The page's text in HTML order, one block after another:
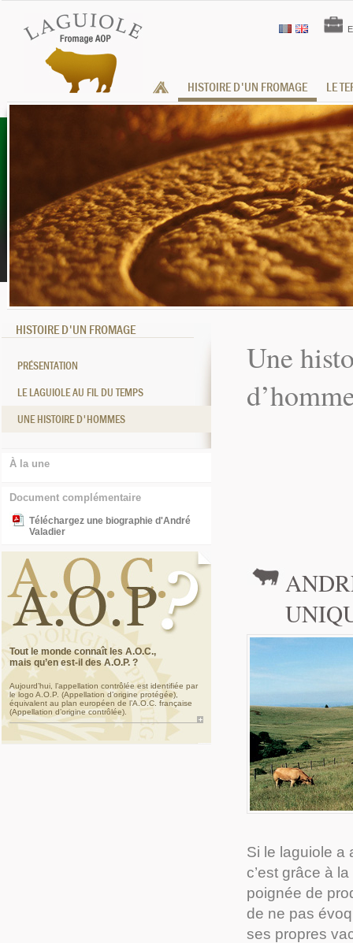
HISTOIRE D'UN FROMAGE LE
HISTOIRE D'UN FROMAGE
PRÉSENTATION
LE LAGUIOLE AU FIL DU TEMPS
UNE HISTOIRE D'HOMMES
À la une
Document complémentaire
Téléchargez une biographie d'André
Valadier
Tout le monde connaît les A.O.C.,
mais qu’en est-il des A.O.P. ?
Aujourd’hui, l’appellation contrôlée est identifiée par
le logo A.O.P. (Appellation d’origine protégée),
équivalent au plan européen de l’A.O.C. française
(Appellation d’origine contrôlée).
Une
Si le laguiole a
c’est grâce à la
poignée de
de ne pas
ses propres